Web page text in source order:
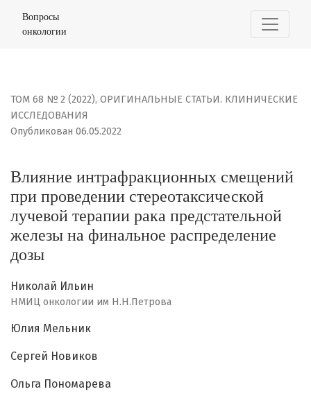
Влияние интрафракционных смещений при
Вопросы
онкологии
ТОМ 68 № 2 (2022), ОРИГИНАЛЬНЫЕ СТАТЬИ. КЛИНИЧЕСКИЕ
ИССЛЕДОВАНИЯ
Влияние интрафракционных смещений
при проведении стереотаксической
лучевой терапии рака предстательной
железы на финальное распределение
дозы
Опубликован 06.05.2022
Николай Ильин
НМИЦ онкологии им Н.Н.Петрова
Юлия Мельник
Сергей Новиков
Ольга Пономарева